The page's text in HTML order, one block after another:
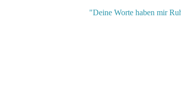
"Deine Worte haben mir